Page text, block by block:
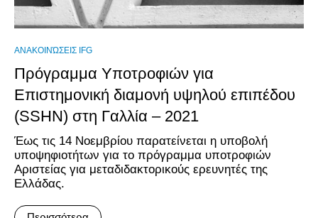
ΑΝΑΚΟΙΝΏΣΕΙΣ IFG
Πρόγραμμα Υποτροφιών για
Επιστημονική διαμονή υψηλού επιπέδου
(SSHN) στη Γαλλία – 2021
Έως τις 14 Νοεμβρίου παρατείνεται η υποβολή
υποψηφιοτήτων για το πρόγραμμα υποτροφιών
Αριστείας για μεταδιδακτορικούς ερευνητές της
Ελλάδας.